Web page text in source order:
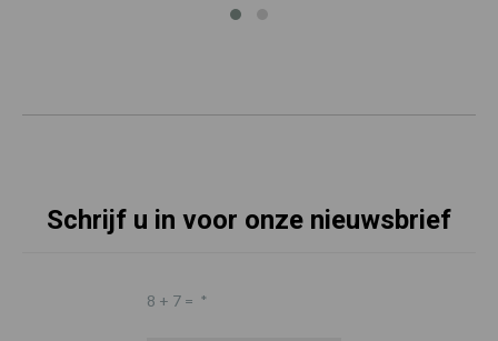
Schrijf u in voor onze nieuwsbrief
8 + 7 = *